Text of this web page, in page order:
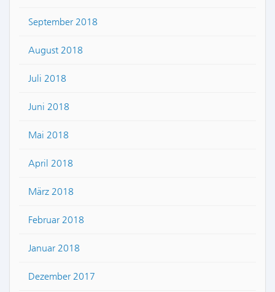
September 2018
August 2018
Juli 2018
Juni 2018
Mai 2018
April 2018
März 2018
Februar 2018
Januar 2018
Dezember 2017